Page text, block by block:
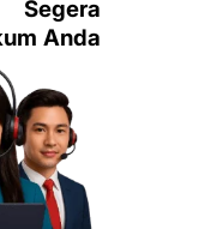
Segera
Anda